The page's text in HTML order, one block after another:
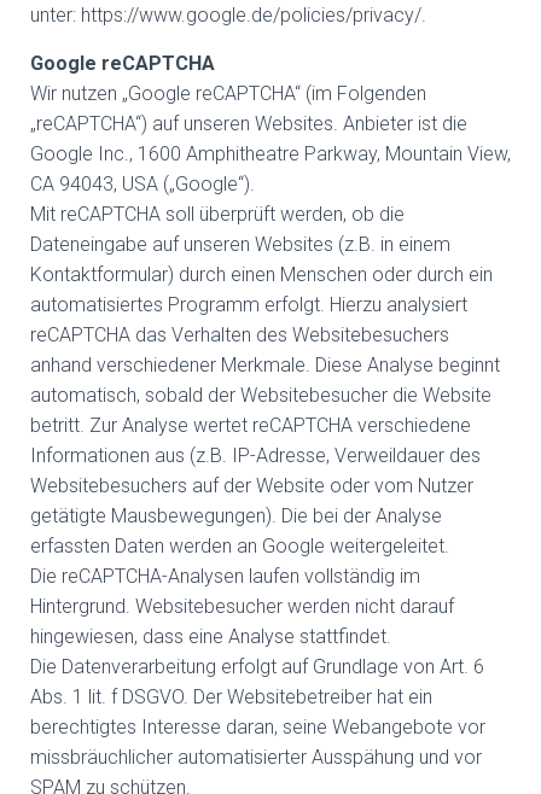
unter: https://www.google.de/policies/privacy/.
Google reCAPTCHA
Wir nutzen „Google reCAPTCHA“ (im Folgenden
„reCAPTCHA“) auf unseren Websites. Anbieter ist die
Google Inc., 1600 Amphitheatre Parkway, Mountain View,
CA 94043, USA („Google“).
Mit reCAPTCHA soll überprüft werden, ob die
Dateneingabe auf unseren Websites (z.B. in einem
Kontaktformular) durch einen Menschen oder durch ein
automatisiertes Programm erfolgt. Hierzu analysiert
reCAPTCHA das Verhalten des Websitebesuchers
anhand verschiedener Merkmale. Diese Analyse beginnt
automatisch, sobald der Websitebesucher die Website
betritt. Zur Analyse wertet reCAPTCHA verschiedene
Informationen aus (z.B. IP-Adresse, Verweildauer des
Websitebesuchers auf der Website oder vom Nutzer
getätigte Mausbewegungen). Die bei der Analyse
erfassten Daten werden an Google weitergeleitet.
Die reCAPTCHA-Analysen laufen vollständig im
Hintergrund. Websitebesucher werden nicht darauf
hingewiesen, dass eine Analyse stattfindet.
Die Datenverarbeitung erfolgt auf Grundlage von Art. 6
Abs. 1 lit. f DSGVO. Der Websitebetreiber hat ein
berechtigtes Interesse daran, seine Webangebote vor
missbräuchlicher automatisierter Ausspähung und vor
SPAM zu schützen.